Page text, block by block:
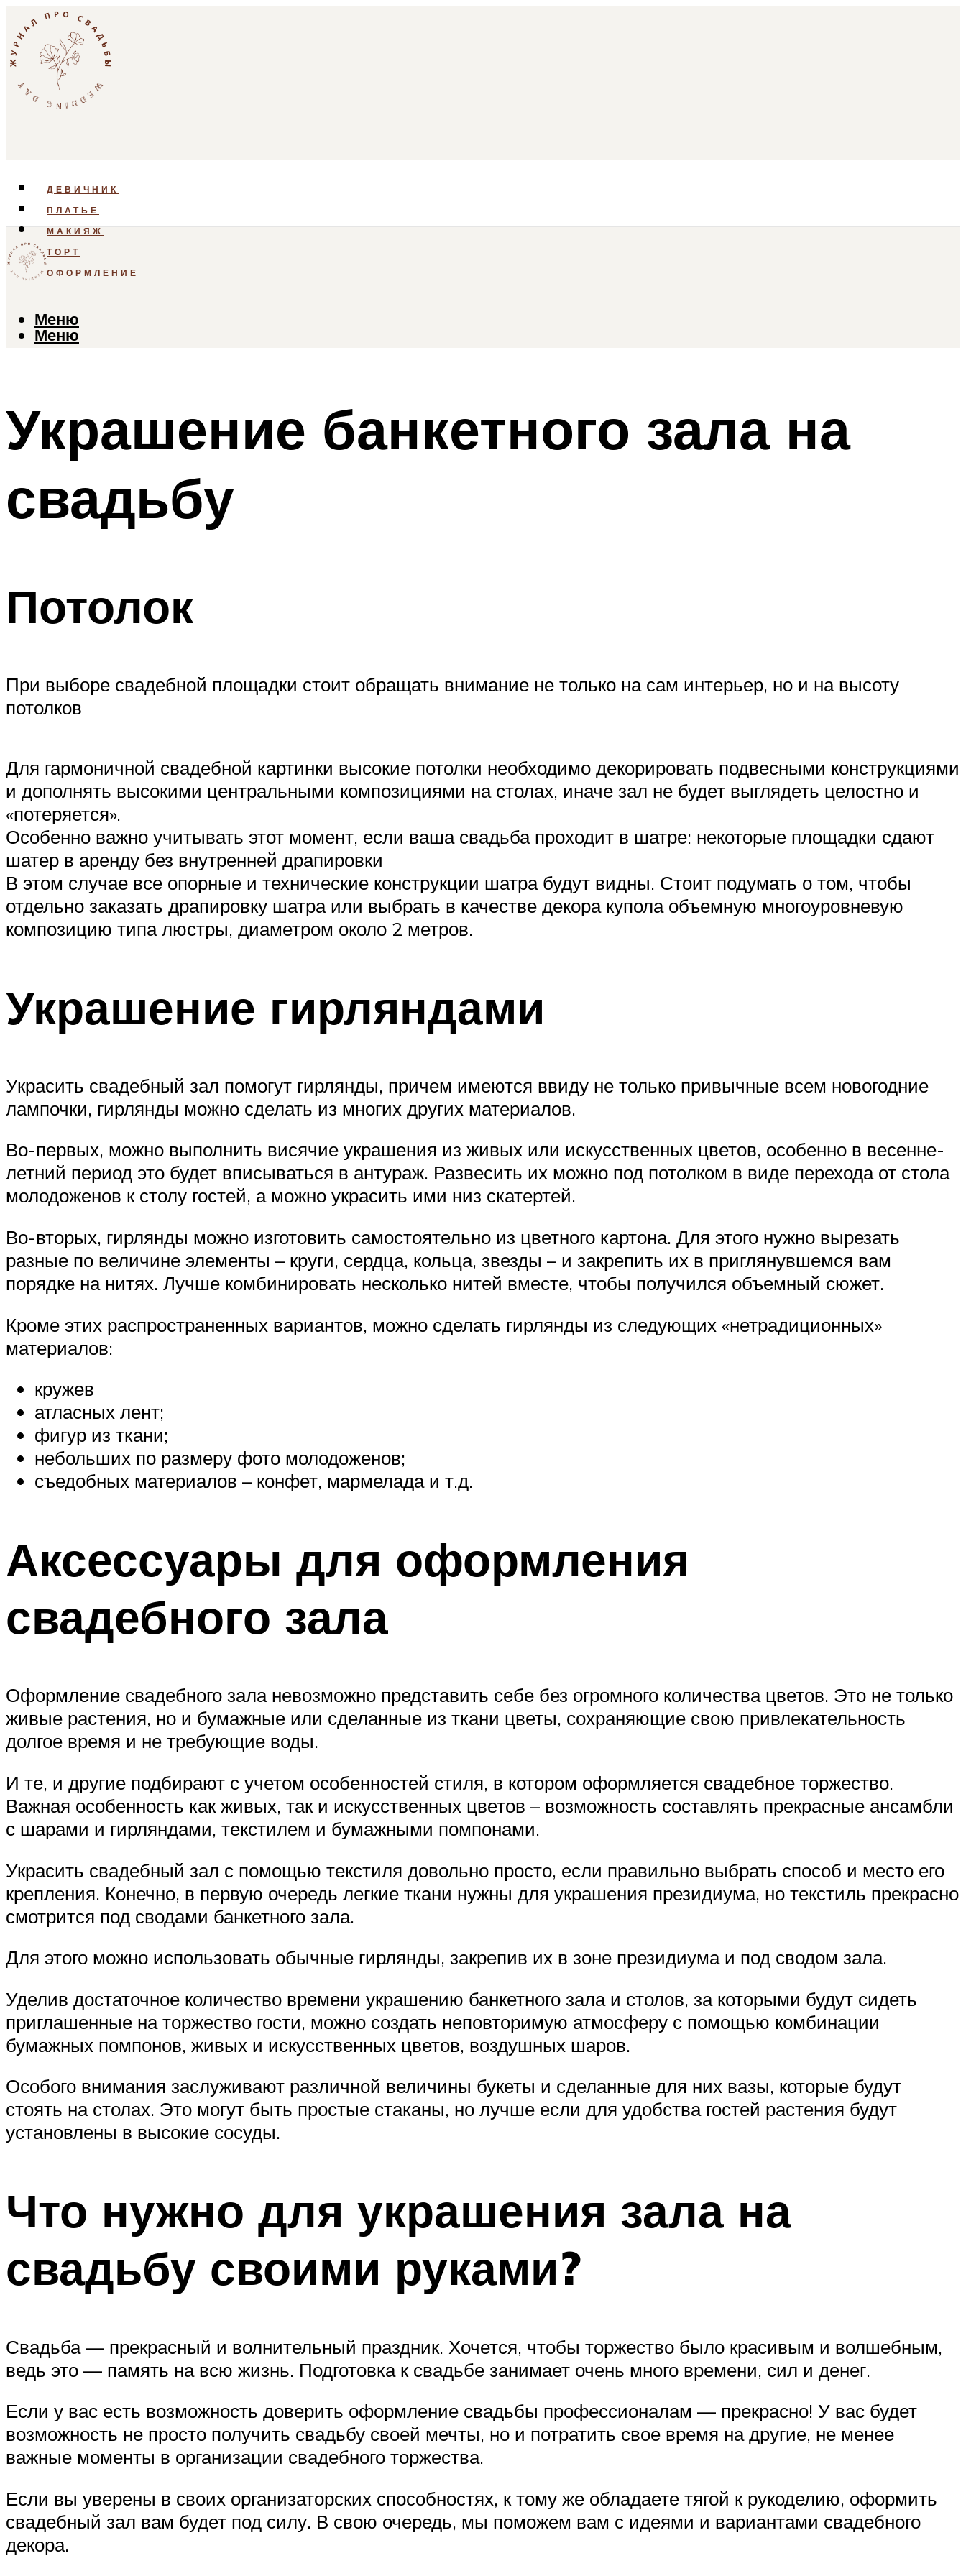
ДЕВИЧНИК
ПЛАТЬЕ
МАКИЯЖ
ТОРТ
ОФОРМЛЕНИЕ
Меню
Меню
Украшение банкетного зала на
свадьбу
Потолок
При выборе свадебной площадки стоит обращать внимание не только на сам интерьер, но и на высоту
потолков
Для гармоничной свадебной картинки высокие потолки необходимо декорировать подвесными конструкциями
и дополнять высокими центральными композициями на столах, иначе зал не будет выглядеть целостно и
«потеряется».
Особенно важно учитывать этот момент, если ваша свадьба проходит в шатре: некоторые площадки сдают
шатер в аренду без внутренней драпировки
В этом случае все опорные и технические конструкции шатра будут видны. Стоит подумать о том, чтобы
отдельно заказать драпировку шатра или выбрать в качестве декора купола объемную многоуровневую
композицию типа люстры, диаметром около 2 метров.
Украшение гирляндами
Украсить свадебный зал помогут гирлянды, причем имеются ввиду не только привычные всем новогодние
лампочки, гирлянды можно сделать из многих других материалов.
Во-первых, можно выполнить висячие украшения из живых или искусственных цветов, особенно в весенне-
летний период это будет вписываться в антураж. Развесить их можно под потолком в виде перехода от стола
молодоженов к столу гостей, а можно украсить ими низ скатертей.
Во-вторых, гирлянды можно изготовить самостоятельно из цветного картона. Для этого нужно вырезать
разные по величине элементы – круги, сердца, кольца, звезды – и закрепить их в приглянувшемся вам
порядке на нитях. Лучше комбинировать несколько нитей вместе, чтобы получился объемный сюжет.
Кроме этих распространенных вариантов, можно сделать гирлянды из следующих «нетрадиционных»
материалов:
кружев
атласных лент;
фигур из ткани;
небольших по размеру фото молодоженов;
съедобных материалов – конфет, мармелада и т.д.
Аксессуары для оформления
свадебного зала
Оформление свадебного зала невозможно представить себе без огромного количества цветов. Это не только
живые растения, но и бумажные или сделанные из ткани цветы, сохраняющие свою привлекательность
долгое время и не требующие воды.
И те, и другие подбирают с учетом особенностей стиля, в котором оформляется свадебное торжество.
Важная особенность как живых, так и искусственных цветов – возможность составлять прекрасные ансамбли
с шарами и гирляндами, текстилем и бумажными помпонами.
Украсить свадебный зал с помощью текстиля довольно просто, если правильно выбрать способ и место его
крепления. Конечно, в первую очередь легкие ткани нужны для украшения президиума, но текстиль прекрасно
смотрится под сводами банкетного зала.
Для этого можно использовать обычные гирлянды, закрепив их в зоне президиума и под сводом зала.
Уделив достаточное количество времени украшению банкетного зала и столов, за которыми будут сидеть
приглашенные на торжество гости, можно создать неповторимую атмосферу с помощью комбинации
бумажных помпонов, живых и искусственных цветов, воздушных шаров.
Особого внимания заслуживают различной величины букеты и сделанные для них вазы, которые будут
стоять на столах. Это могут быть простые стаканы, но лучше если для удобства гостей растения будут
установлены в высокие сосуды.
Что нужно для украшения зала на
свадьбу своими руками?
Свадьба — прекрасный и волнительный праздник. Хочется, чтобы торжество было красивым и волшебным,
ведь это — память на всю жизнь. Подготовка к свадьбе занимает очень много времени, сил и денег.
Если у вас есть возможность доверить оформление свадьбы профессионалам — прекрасно! У вас будет
возможность не просто получить свадьбу своей мечты, но и потратить свое время на другие, не менее
важные моменты в организации свадебного торжества.
Если вы уверены в своих организаторских способностях, к тому же обладаете тягой к рукоделию, оформить
свадебный зал вам будет под силу. В свою очередь, мы поможем вам с идеями и вариантами свадебного
декора.